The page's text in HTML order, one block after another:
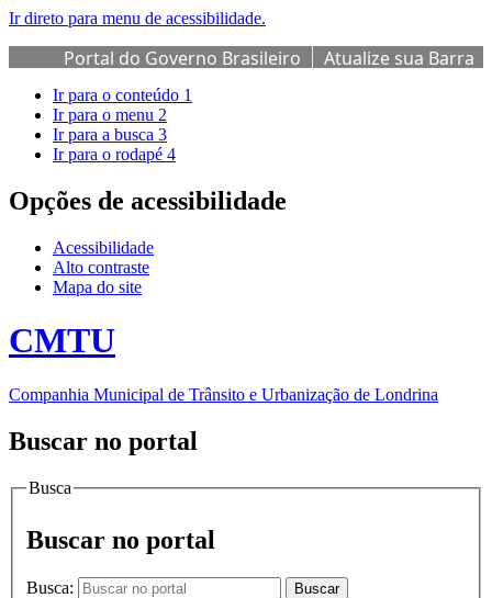
Ir direto para menu de acessibilidade.
Portal do Governo Brasileiro
Atualize sua Barra
de Governo
Ir para o conteúdo 1
Ir para o menu 2
Ir para a busca 3
Ir para o rodapé 4
Opções de acessibilidade
Acessibilidade
Alto contraste
Mapa do site
CMTU
Companhia Municipal de Trânsito e Urbanização de Londrina
Buscar no portal
Busca
Buscar no portal
Busca: Buscar